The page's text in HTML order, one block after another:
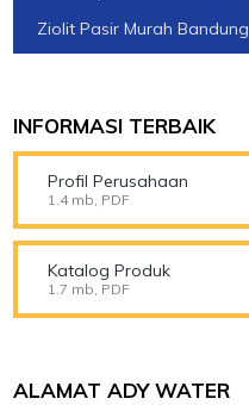
Ziolit Pasir Murah Bandung
INFORMASI TERBAIK
Profil Perusahaan
1.4 mb, PDF
Katalog Produk
1.7 mb, PDF
ALAMAT ADY WATER